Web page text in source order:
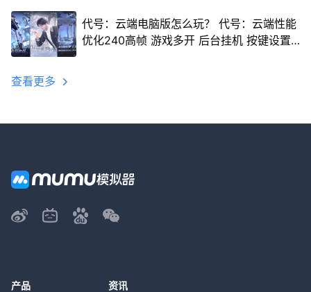
代号：云端电脑版怎么玩？ 代号：云端性能
优化240高帧 游戏多开 后台挂机 按键设置
查看更多
产品 资讯